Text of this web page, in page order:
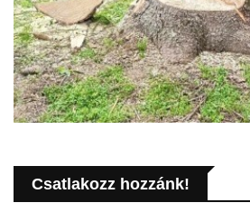
Csatlakozz hozzánk!